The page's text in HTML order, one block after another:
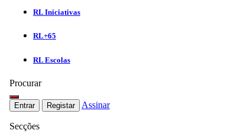
RL Iniciativas
RL+65
RL Escolas
Procurar
Entrar Registar Assinar
Secções